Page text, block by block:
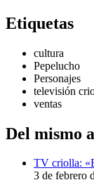
Etiquetas
cultura
Pepelucho
Personajes
televisión
ventas
Del mismo
TV criolla:
3 de febrero